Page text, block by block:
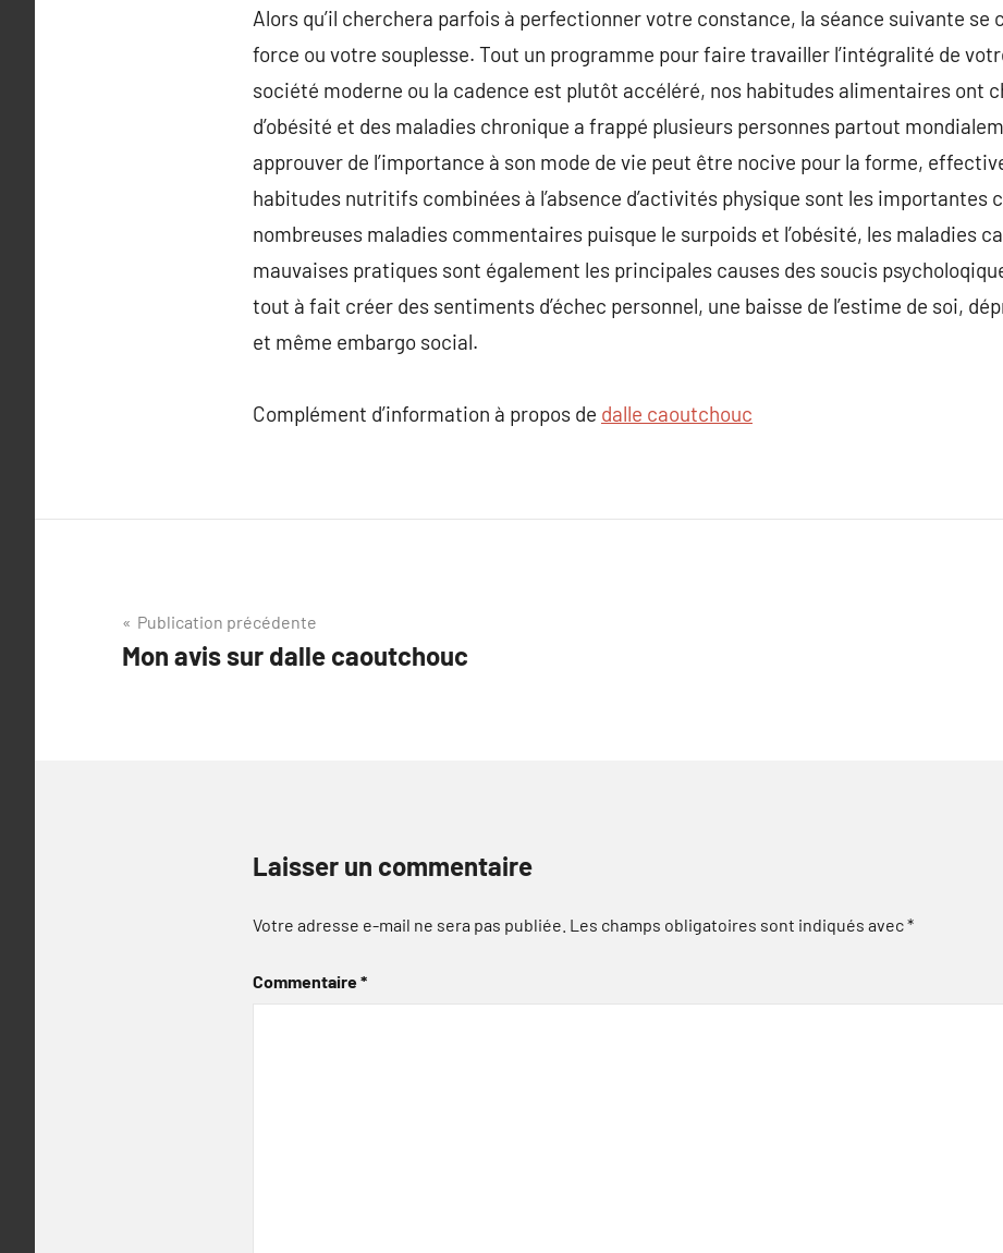
Alors qu’il cherchera parfois à perfectionner votre constance, la séance suivante se
force ou votre souplesse. Tout un programme pour faire travailler l’intégralité de
société moderne ou la cadence est plutôt accéléré, nos habitudes alimentaires ont
d’obésité et des maladies chronique a frappé plusieurs personnes partout
approuver de l’importance à son mode de vie peut être nocive pour la forme,
habitudes nutritifs combinées à l’absence d’activités physique sont les importantes
nombreuses maladies commentaires puisque le surpoids et l’obésité, les maladies
mauvaises pratiques sont également les principales causes des soucis
tout à fait créer des sentiments d’échec personnel, une baisse de l’estime de soi,
et même embargo social.
Complément d’information à propos de dalle caoutchouc
Navigation
de
Publication précédente
Mon avis sur dalle caoutchouc
Laisser un commentaire
Votre adresse e-mail ne sera pas publiée. Les champs obligatoires sont indiqués avec*
Commentaire*